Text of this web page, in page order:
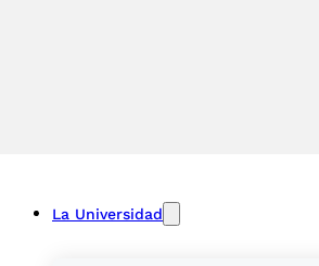
La Universidad